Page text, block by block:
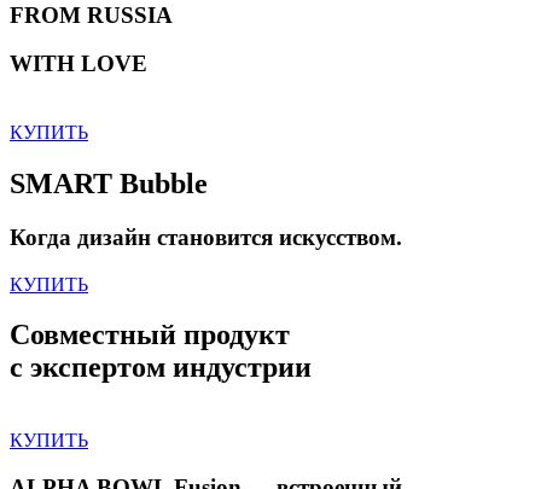
FROM RUSSIA
WITH LOVE
КУПИТЬ
SMART Bubble
Когда дизайн становится искусством.
КУПИТЬ
Совместный продукт
с экспертом индустрии
КУПИТЬ